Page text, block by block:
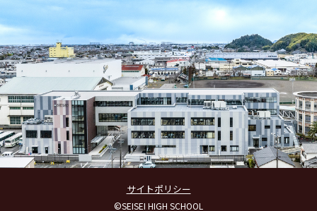
サイトポリシー
©SEISEI HIGH SCHOOL